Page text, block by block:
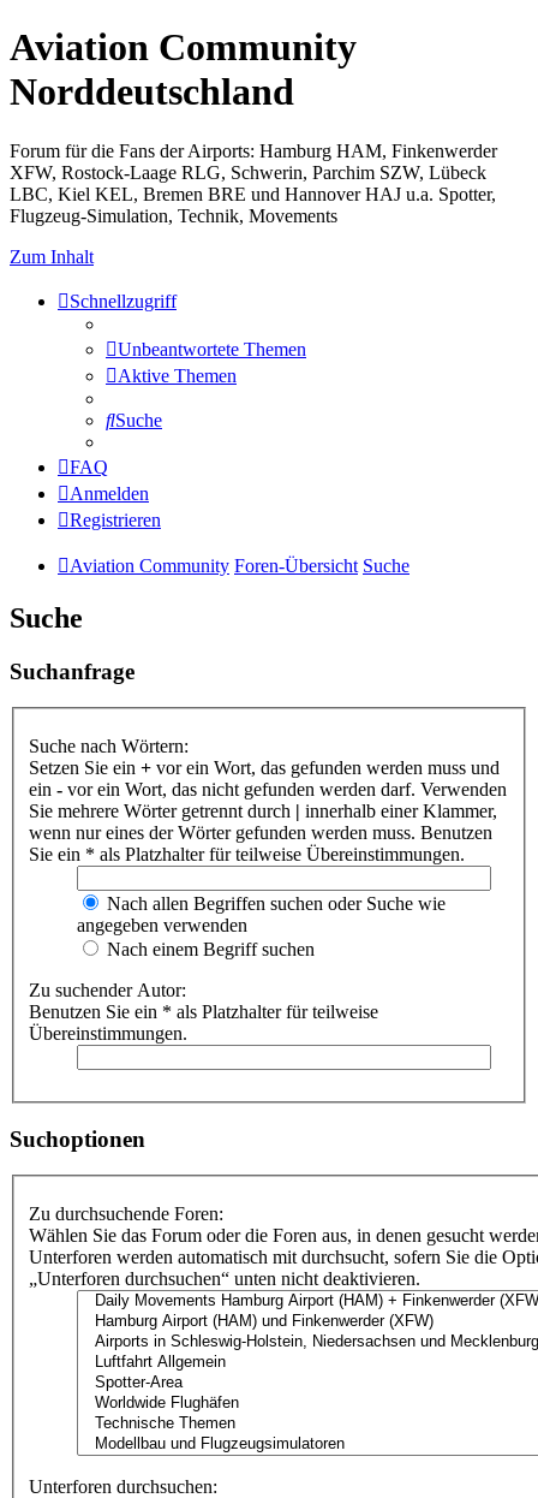
Aviation Community
Norddeutschland
Forum für die Fans der Airports: Hamburg HAM, Finkenwerder
XFW, Rostock-Laage RLG, Schwerin, Parchim SZW, Lübeck
LBC, Kiel KEL, Bremen BRE und Hannover HAJ u.a. Spotter,
Flugzeug-Simulation, Technik, Movements
Zum Inhalt
Schnellzugriff
Unbeantwortete Themen
Aktive Themen
Suche
FAQ
Anmelden
Registrieren
Aviation Community Foren-Übersicht Suche
Suche
Suchanfrage
Suche nach Wörtern:
Setzen Sie ein + vor ein Wort, das gefunden werden muss und
ein - vor ein Wort, das nicht gefunden werden darf. Verwenden
Sie mehrere Wörter getrennt durch | innerhalb einer Klammer,
wenn nur eines der Wörter gefunden werden muss. Benutzen
Sie ein * als Platzhalter für teilweise Übereinstimmungen.
Nach allen Begriffen suchen oder Suche wie
angegeben verwenden
Nach einem Begriff suchen
Zu suchender Autor:
Benutzen Sie ein * als Platzhalter für teilweise
Übereinstimmungen.
Suchoptionen
Zu durchsuchende Foren:
Wählen Sie das Forum oder die Foren aus, in denen gesucht
Unterforen werden automatisch mit durchsucht, sofern Sie die
„Unterforen durchsuchen“ unten nicht deaktivieren.
Unterforen durchsuchen: